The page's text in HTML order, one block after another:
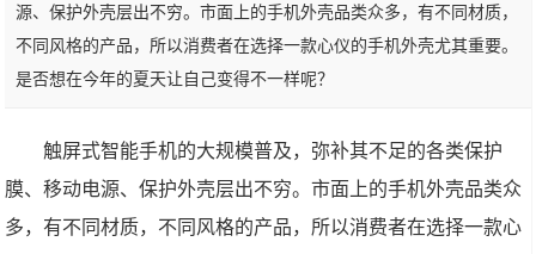
源、保护外壳层出不穷。市面上的手机外壳品类众多，有不同材质，
不同风格的产品，所以消费者在选择一款心仪的手机外壳尤其重要。
是否想在今年的夏天让自己变得不一样呢？
触屏式智能手机的大规模普及，弥补其不足的各类保护
膜、移动电源、保护外壳层出不穷。市面上的手机外壳品类众
多，有不同材质，不同风格的产品，所以消费者在选择一款心